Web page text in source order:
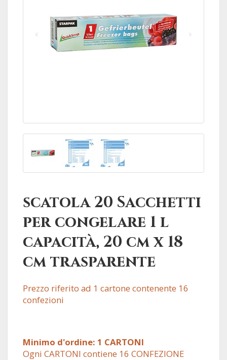
scatola 20 Sacchetti
per congelare 1 l
capacità, 20 cm x 18
cm trasparente
Prezzo riferito ad 1 cartone contenente 16
confezioni
Minimo d'ordine: 1 CARTONI
Ogni CARTONI contiene 16 CONFEZIONE